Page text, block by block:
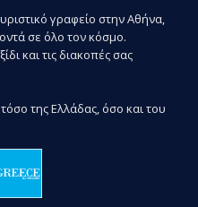
γραφείο στην Αθήνα,
σε όλο τον κόσμο.
και τις διακοπές σας
της Ελλάδας, όσο και του